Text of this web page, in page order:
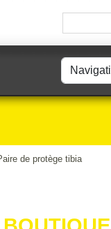
de protège tibia
cookies